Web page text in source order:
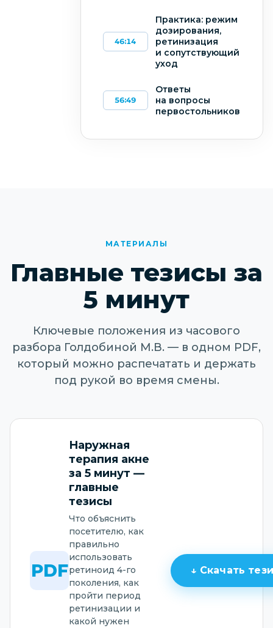
46:14
Практика: режим
дозирования,
ретинизация
и сопутствующий
уход
56:49
Ответы
на вопросы
первостольников
МАТЕРИАЛЫ
Главные тезисы за
5 минут
Ключевые положения из часового
разбора Голдобиной М.В. — в одном PDF,
который можно распечатать и держать
под рукой во время смены.
PDF
Наружная
терапия акне
за 5 минут —
главные
тезисы
Что объяснить
посетителю, как
правильно
использовать
ретиноид 4-го
поколения, как
пройти период
ретинизации и
какой нужен
↓ Скачать